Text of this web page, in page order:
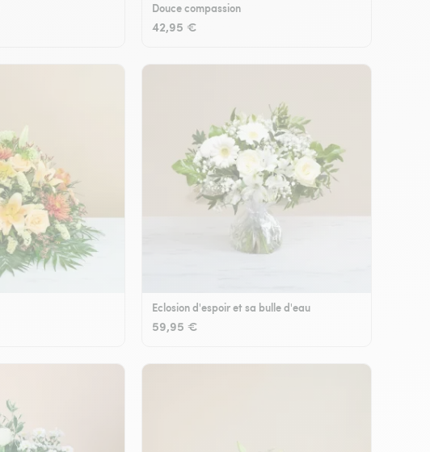
Douce compassion
42,95 €
Eclosion d'espoir et sa bulle d'eau
59,95 €